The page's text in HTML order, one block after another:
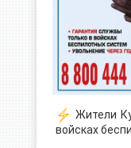
Жители
войсках